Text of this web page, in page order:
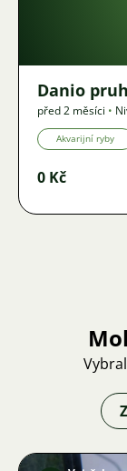
Danio
před 2 měsíci •
Akvarijní ryby
0 Kč